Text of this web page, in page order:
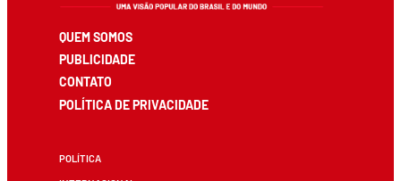
QUEM SOMOS
PUBLICIDADE
CONTATO
POLÍTICA DE PRIVACIDADE
POLÍTICA